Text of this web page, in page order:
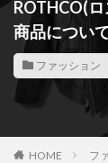
ROTHCO(
商品につい
ファッション
HOME フ